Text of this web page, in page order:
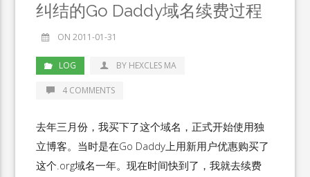
纠结的Go Daddy域名续费过程
ON 2011-01-31
LOG BY HEXCLES MA
4 COMMENTS
去年三月份，我买下了这个域名，正式开始使用独
立博客。当时是在Go Daddy上用新用户优惠购买了
这个.org域名一年。现在时间快到了，我就去续费